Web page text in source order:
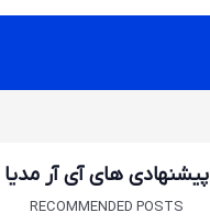
پیشنهادی های آی آر مدیا
RECOMMENDED POSTS